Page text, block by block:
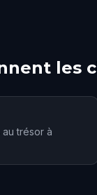
les
trésor à